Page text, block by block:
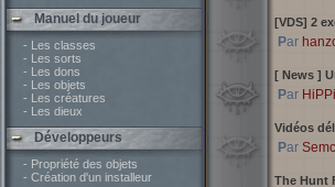
Manuel du joueur
- Les classes
- Les sorts
- Les dons
- Les objets
- Les créatures
- Les dieux
Développeurs
- Propriété des objets
- Création d'un installeur
[VDS] 2
Par
[ News ]
Par
Vidéos
Par
The Hunt